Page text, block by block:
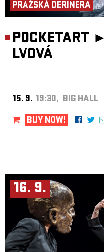
PRAŽSKÁ DERINERA
POCKETART ►
LVOVÁ
15. 9. 19:30, BIG HALL
BUY NOW!
16. 9.